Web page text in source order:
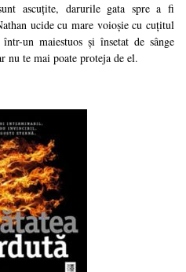
ascuțite, darurile gata spre a fi
ucide cu mare voioșie cu cuțitul
un maiestuos și însetat de sânge
nu te mai poate proteja de el.